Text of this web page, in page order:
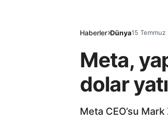
Haberler Dünya15
Meta,
dolar
Meta CEO’su